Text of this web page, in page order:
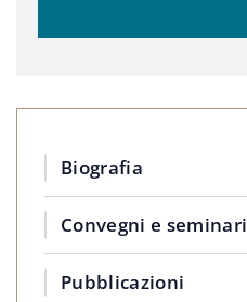
Biografia
Convegni e seminari
Pubblicazioni